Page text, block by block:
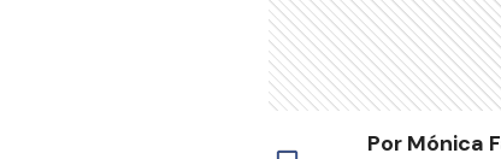
Por Mónica